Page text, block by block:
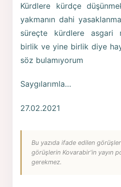
Kürdlere kürdçe
yakmanın dahi
süreçte kürdlere asgari
birlik ve yine birlik diye
söz bulamıyorum
Saygılarımla…
27.02.2021
Bu yazıda ifade edilen
görüşlerin Kovarabir'in yayın
gerekmez.